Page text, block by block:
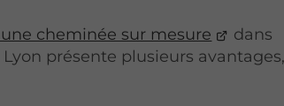
cheminée sur mesure
dans
présente plusieurs avantages,